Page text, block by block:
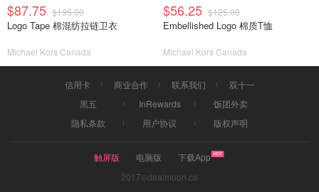
$87.75 $195.00
Logo Tape 棉混纺拉链卫衣
Michael Kors Canada
$56.25 $125.00
Embellished Logo 棉质T恤
Michael Kors Canada
信用卡 商业合作 联系我们
双十一
黑五
InRewards
饭团外卖
隐私条款
用户协议 版权声明
触屏版 电脑版
下载App
2017©dealmoon.ca